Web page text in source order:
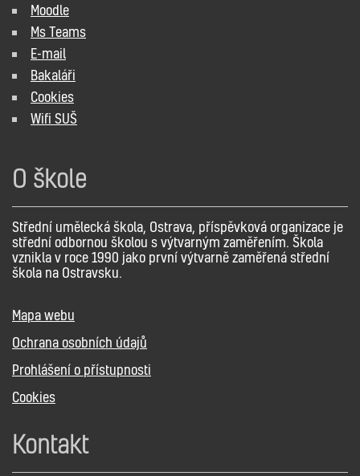
Moodle
Ms Teams
E-mail
Bakaláři
Cookies
Wifi SUŠ
O škole
Střední umělecká škola, Ostrava, příspěvková organizace je
střední odbornou školou s výtvarným zaměřením. Škola
vznikla v roce 1990 jako první výtvarně zaměřená střední
škola na Ostravsku.
Mapa webu
Ochrana osobních údajů
Prohlášení o přístupnosti
Cookies
Kontakt